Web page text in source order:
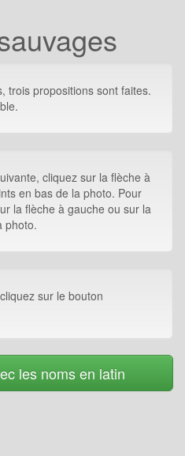
trois propositions sont faites.
cliquez sur la flèche à
en bas de la photo. Pour
la flèche à gauche ou sur la
photo.
sur le bouton
les noms en latin